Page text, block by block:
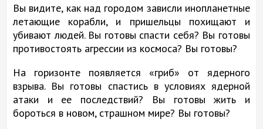
Вы видите, как над городом зависли инопланетные
летающие корабли, и пришельцы похищают и
убивают людей. Вы готовы спасти себя? Вы готовы
противостоять агрессии из космоса? Вы готовы?
На горизонте появляется «гриб» от ядерного
взрыва. Вы готовы спастись в условиях ядерной
атаки и ее последствий? Вы готовы жить и
бороться в новом, страшном мире? Вы готовы?